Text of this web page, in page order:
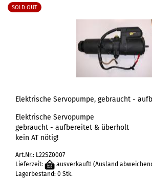
SOLD OUT
Elektrische Servopumpe, gebraucht -
Elektrische Servopumpe
gebraucht - aufbereitet & überholt
kein AT nötig!
Art.Nr.: L22SZ0007
Lieferzeit:
ausverkauft! (Ausland
Lagerbestand: 0 Stk.